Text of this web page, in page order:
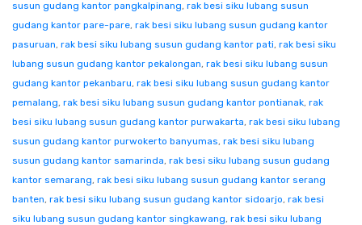
susun gudang kantor pangkalpinang, rak besi siku lubang susun
gudang kantor pare-pare, rak besi siku lubang susun gudang kantor
pasuruan, rak besi siku lubang susun gudang kantor pati, rak besi siku
lubang susun gudang kantor pekalongan, rak besi siku lubang susun
gudang kantor pekanbaru, rak besi siku lubang susun gudang kantor
pemalang, rak besi siku lubang susun gudang kantor pontianak, rak
besi siku lubang susun gudang kantor purwakarta, rak besi siku lubang
susun gudang kantor purwokerto banyumas, rak besi siku lubang
susun gudang kantor samarinda, rak besi siku lubang susun gudang
kantor semarang, rak besi siku lubang susun gudang kantor serang
banten, rak besi siku lubang susun gudang kantor sidoarjo, rak besi
siku lubang susun gudang kantor singkawang, rak besi siku lubang